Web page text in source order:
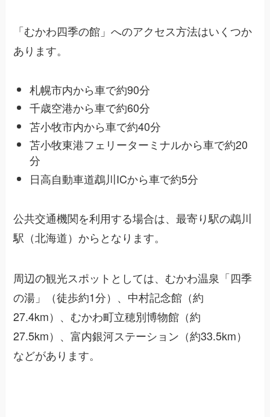
「むかわ四季の館」へのアクセス方法はいくつか
あります。
札幌市内から車で約90分
千歳空港から車で約60分
苫小牧市内から車で約40分
苫小牧東港フェリーターミナルから車で約20
分
日高自動車道鵡川ICから車で約5分
公共交通機関を利用する場合は、最寄り駅の鵡川
駅（北海道）からとなります。
周辺の観光スポットとしては、むかわ温泉「四季
の湯」（徒歩約1分）、中村記念館（約
27.4km）、むかわ町立穂別博物館（約
27.5km）、富内銀河ステーション（約33.5km）
などがあります。